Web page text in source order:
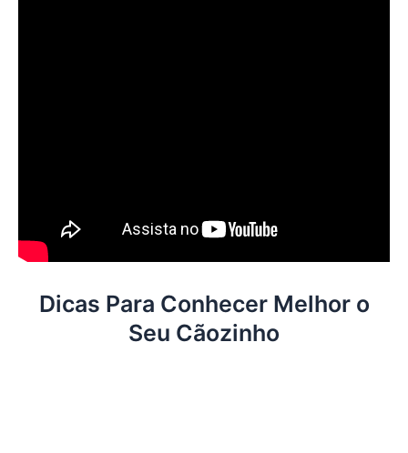
Dicas Para Conhecer Melhor o
Seu Cãozinho